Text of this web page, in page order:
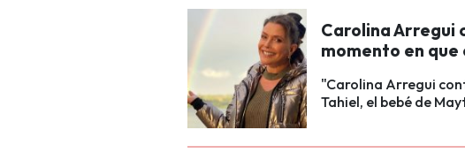
Carolina Arregui
momento en que
"Carolina Arregui
Tahiel, el bebé de